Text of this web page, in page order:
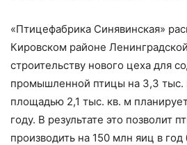
«Птицефабрика Синявинская»
Кировском районе
строительству нового цеха для
промышленной птицы на 3,3 тыс.
площадью 2,1 тыс. кв. м
году. В результате это позволит
производить на 150 млн яиц в